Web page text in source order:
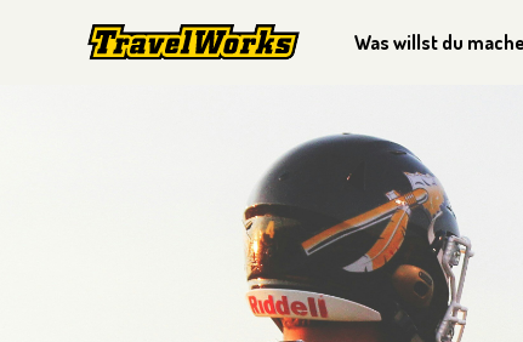
Was willst du